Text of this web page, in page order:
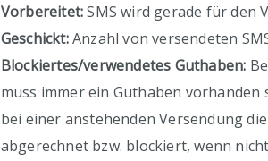
Vorbereitet:SMS wird gerade für den
Geschickt:Anzahl von versendeten
Blockiertes/verwendetes Guthaben:
muss immer ein Guthaben vorhanden
bei einer anstehenden Versendung
abgerechnet bzw. blockiert, wenn